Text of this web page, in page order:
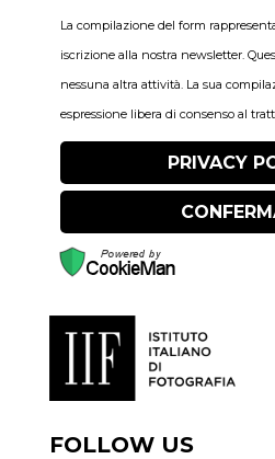
La compilazione del form
iscrizione alla nostra newsletter.
nessuna altra attività. La sua
espressione libera di consenso al
PRIVACY
FOLLOW US